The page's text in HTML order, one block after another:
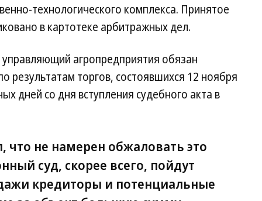
технологического комплекса. Принятое
в картотеке арбитражных дел.
агропредприятия обязан
результатам торгов, состоявшихся 12 ноября
дней со дня вступления судебного акта в
не намерен обжаловать это
суд, скорее всего, пойдут
кредиторы и потенциальные